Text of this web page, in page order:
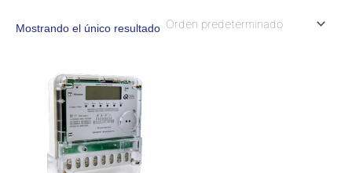
Mostrando el único resultado